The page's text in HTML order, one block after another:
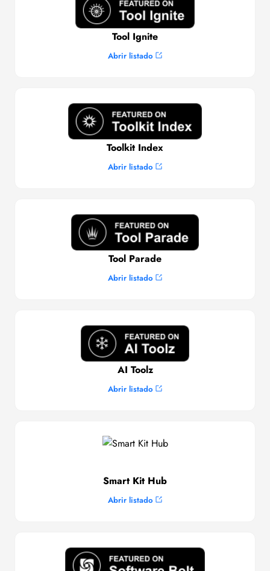
Tool Ignite
Abrir listado
Toolkit Index
Abrir listado
Tool Parade
Abrir listado
AI Toolz
Abrir listado
Smart Kit Hub
Abrir listado